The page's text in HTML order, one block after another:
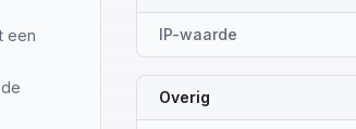
een
IP-waarde
Overig